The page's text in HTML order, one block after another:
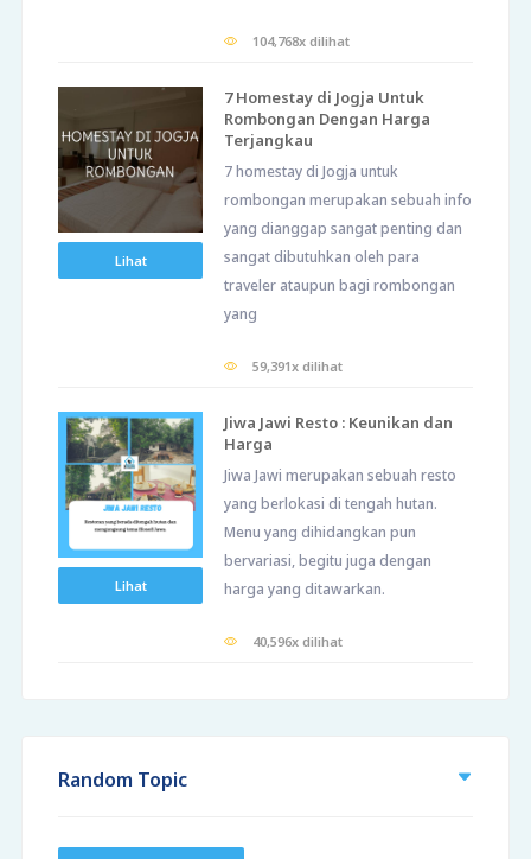
104,768x dilihat
Lihat
7 Homestay di Jogja Untuk
Rombongan Dengan Harga
Terjangkau
7 homestay di Jogja untuk
rombongan merupakan sebuah info
yang dianggap sangat penting dan
sangat dibutuhkan oleh para
traveler ataupun bagi rombongan
yang
59,391x dilihat
Lihat
Jiwa Jawi Resto : Keunikan dan
Harga
Jiwa Jawi merupakan sebuah resto
yang berlokasi di tengah hutan.
Menu yang dihidangkan pun
bervariasi, begitu juga dengan
harga yang ditawarkan.
40,596x dilihat
Random Topic